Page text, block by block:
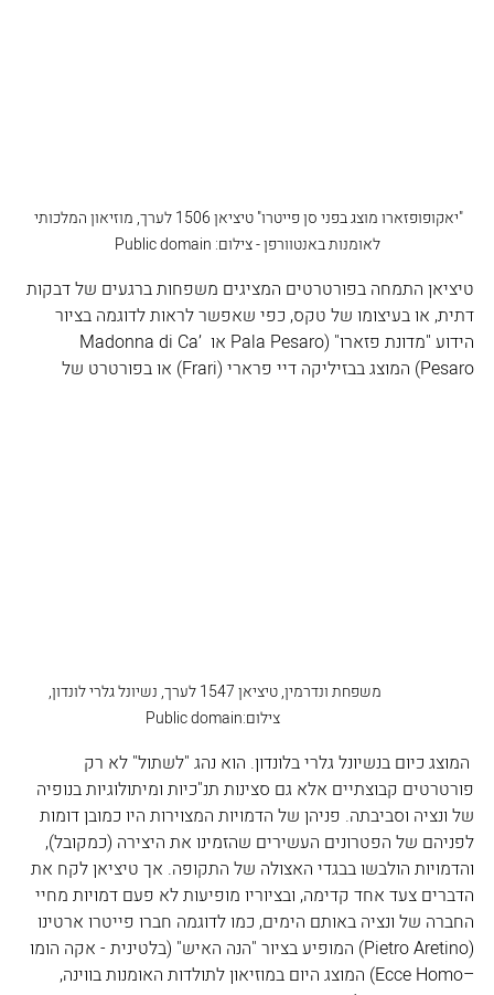
"יאקופופזארו מוצג בפני סן פייטרו" טיציאן 1506 לערך, מוזיאון המלכותי
לאומנות באנטוורפן - צילום: Public domain
טיציאן התמחה בפורטרטים המציגים משפחות ברגעים של דבקות
דתית, או בעיצומו של טקס, כפי שאפשר לראות לדוגמה בציור
הידוע "מדונת פזארו" (Pala Pesaro או Madonna di Ca’
Pesaro) המוצג בבזיליקה דיי פרארי (Frari) או בפורטרט של
משפחת ונדרמין, טיציאן 1547 לערך, נשיונל גלרי לונדון,
צילום:Public domain
המוצג כיום בנשיונל גלרי בלונדון. הוא נהג "לשתול" לא רק
פורטרטים קבוצתיים אלא גם סצינות תנ"כיות ומיתולוגיות בנופיה
של ונציה וסביבתה. פניהן של הדמויות המצוירות היו כמובן דומות
לפניהם של הפטרונים העשירים שהזמינו את היצירה (כמקובל),
והדמויות הולבשו בבגדי האצולה של התקופה. אך טיציאן לקח את
הדברים צעד אחד קדימה, ובציוריו מופיעות לא פעם דמויות מחיי
החברה של ונציה באותם הימים, כמו לדוגמה חברו פייטרו ארטינו
(Pietro Aretino) המופיע בציור "הנה האיש" (בלטינית - אקה הומו
–Ecce Homo) המוצג היום במוזיאון לתולדות האומנות בווינה,